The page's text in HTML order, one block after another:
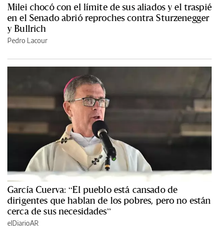
Milei chocó con el límite de sus aliados y el traspié
en el Senado abrió reproches contra Sturzenegger
y Bullrich
Pedro Lacour
García Cuerva: “El pueblo está cansado de
dirigentes que hablan de los pobres, pero no están
cerca de sus necesidades”
elDiarioAR